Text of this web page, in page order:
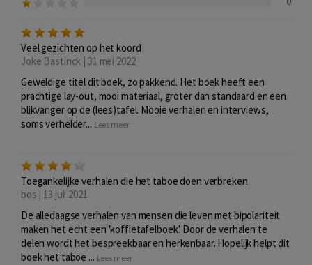
Veel gezichten op het koord
Joke Bastinck | 31 mei 2022
Geweldige titel dit boek, zo pakkend. Het boek heeft een
prachtige lay-out, mooi materiaal, groter dan standaard en een
blikvanger op de (lees)tafel. Mooie verhalen en interviews,
soms verhelder... Lees meer
Toegankelijke verhalen die het taboe doen verbreken
bos | 13 juli 2021
De alledaagse verhalen van mensen die leven met bipolariteit
maken het echt een 'koffietafelboek'. Door de verhalen te
delen wordt het bespreekbaar en herkenbaar. Hopelijk helpt dit
boek het taboe ... Lees meer